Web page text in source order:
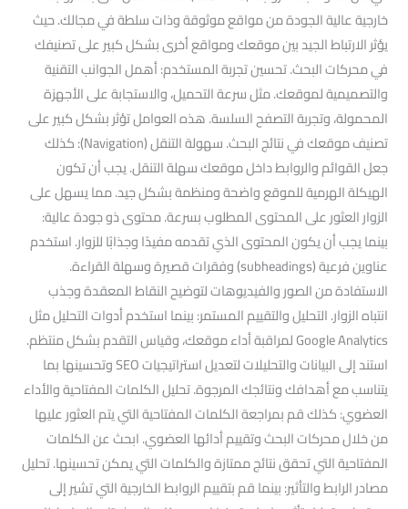
خارجية عالية الجودة من مواقع موثوقة وذات سلطة في مجالك. حيث
يؤثر الارتباط الجيد بين موقعك ومواقع أخرى بشكل كبير على تصنيفك
في محركات البحث. تحسين تجربة المستخدم: أهمل الجوانب التقنية
والتصميمية لموقعك. مثل سرعة التحميل، والاستجابة على الأجهزة
المحمولة، وتجربة التصفح السلسة. هذه العوامل تؤثر بشكل كبير على
تصنيف موقعك في نتائج البحث. سهولة التنقل (Navigation): كذلك
جعل القوائم والروابط داخل موقعك سهلة التنقل. يجب أن تكون
الهيكلة الهرمية للموقع واضحة ومنظمة بشكل جيد. مما يسهل على
الزوار العثور على المحتوى المطلوب بسرعة. محتوى ذو جودة عالية:
بينما يجب أن يكون المحتوى الذي تقدمه مفيدًا وجذابًا للزوار. استخدم
عناوين فرعية (subheadings) وفقرات قصيرة وسهلة القراءة.
الاستفادة من الصور والفيديوهات لتوضيح النقاط المعقدة وجذب
انتباه الزوار. التحليل والتقييم المستمر: بينما استخدم أدوات التحليل مثل
Google Analytics لمراقبة أداء موقعك، وقياس التقدم بشكل منتظم.
استند إلى البيانات والتحليلات لتعديل استراتيجيات SEO وتحسينها بما
يتناسب مع أهدافك ونتائجك المرجوة. تحليل الكلمات المفتاحية والأداء
العضوي: كذلك قم بمراجعة الكلمات المفتاحية التي يتم العثور عليها
من خلال محركات البحث وتقييم أدائها العضوي. ابحث عن الكلمات
المفتاحية التي تحقق نتائج ممتازة والكلمات التي يمكن تحسينها. تحليل
مصادر الرابط والتأثير: بينما قم بتقييم الروابط الخارجية التي تشير إلى